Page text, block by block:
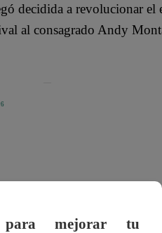
decidida a revolucionar el
al consagrado Andy
2025 y dejó en claro que
para mejorar tu